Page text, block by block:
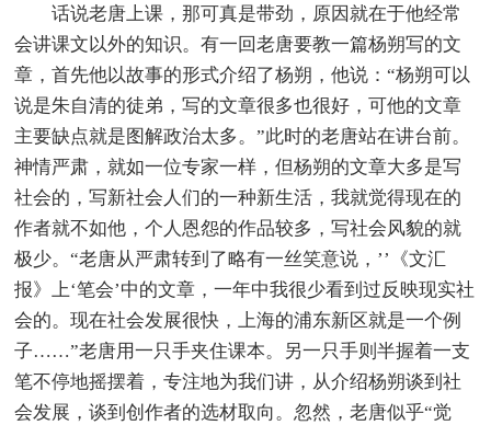
话说老唐上课，那可真是带劲，原因就在于他经常
会讲课文以外的知识。有一回老唐要教一篇杨朔写的文
章，首先他以故事的形式介绍了杨朔，他说：“杨朔可以
说是朱自清的徒弟，写的文章很多也很好，可他的文章
主要缺点就是图解政治太多。”此时的老唐站在讲台前。
神情严肃，就如一位专家一样，但杨朔的文章大多是写
社会的，写新社会人们的一种新生活，我就觉得现在的
作者就不如他，个人恩怨的作品较多，写社会风貌的就
极少。“老唐从严肃转到了略有一丝笑意说，’’《文汇
报》上‘笔会’中的文章，一年中我很少看到过反映现实社
会的。现在社会发展很快，上海的浦东新区就是一个例
子……”老唐用一只手夹住课本。另一只手则半握着一支
笔不停地摇摆着，专注地为我们讲，从介绍杨朔谈到社
会发展，谈到创作者的选材取向。忽然，老唐似乎“觉